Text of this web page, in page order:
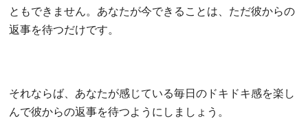
ともできません。あなたが今できることは、ただ彼からの
返事を待つだけです。
それならば、あなたが感じている毎日のドキドキ感を楽し
んで彼からの返事を待つようにしましょう。